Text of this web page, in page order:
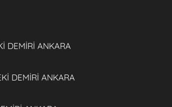
DEMİRİ ANKARA
DEMİRİ ANKARA